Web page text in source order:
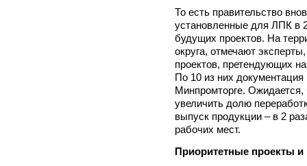
То есть правительство
установленные для ЛПК в
будущих проектов. На
округа, отмечают
проектов, претендующих
По 10 из них документация
Минпромторге. Ожидается,
увеличить долю
выпуск продукции – в 2
рабочих мест.
Приоритетные проекты и